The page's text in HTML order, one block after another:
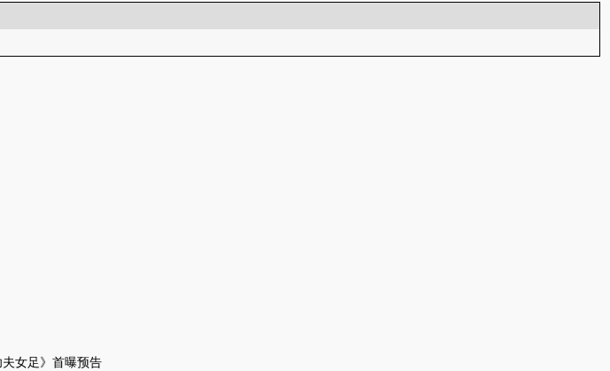
女足》首曝预告